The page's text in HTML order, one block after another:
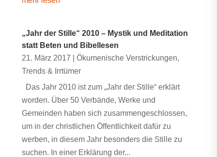
„Jahr der Stille“ 2010 – Mystik und Meditation
statt Beten und Bibellesen
21. März 2017
Ökumenische Verstrickungen,
Trends & Irrtümer
Das Jahr 2010 ist zum „Jahr der Stille“ erklärt
worden. Über 50 Verbände, Werke und
Gemeinden haben sich zusammengeschlossen,
um in der christlichen Öffentlichkeit dafür zu
werben, in diesem Jahr besonders die Stille zu
suchen. In einer Erklärung der...